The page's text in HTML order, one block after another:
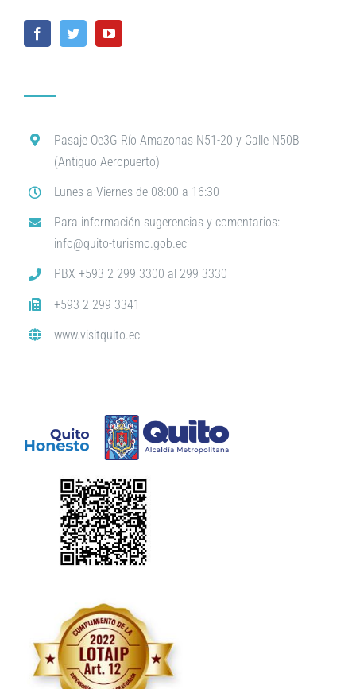
Pasaje Oe3G Río Amazonas N51-20 y Calle N50B
(Antiguo Aeropuerto)
Lunes a Viernes de 08:00 a 16:30
Para información sugerencias y comentarios:
info@quito-turismo.gob.ec
PBX +593 2 299 3300 al 299 3330
+593 2 299 3341
www.visitquito.ec